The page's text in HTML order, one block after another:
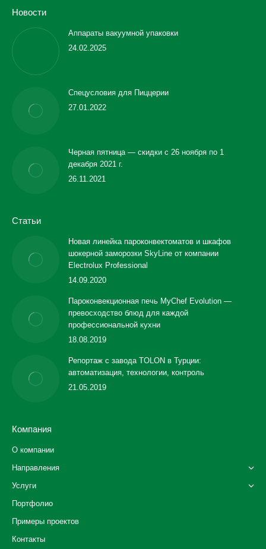
Новости
Аппараты вакуумной упаковки
24.02.2025
Спецусловия для Пиццерии
27.01.2022
Черная пятница — скидки с 26 ноября по 1
декабря 2021 г.
26.11.2021
Статьи
Новая линейка пароконвектоматов и шкафов
шокерной заморозки SkyLine от компании
Electrolux Professional
14.09.2020
Пароконвекционная печь MyChef Evolution —
превосходство блюд для каждой
профессиональной кухни
18.08.2019
Репортаж с завода TOLON в Турции:
автоматизация, технологии, контроль
21.05.2019
Компания
О компании
Направления
Услуги
Портфолио
Примеры проектов
Контакты